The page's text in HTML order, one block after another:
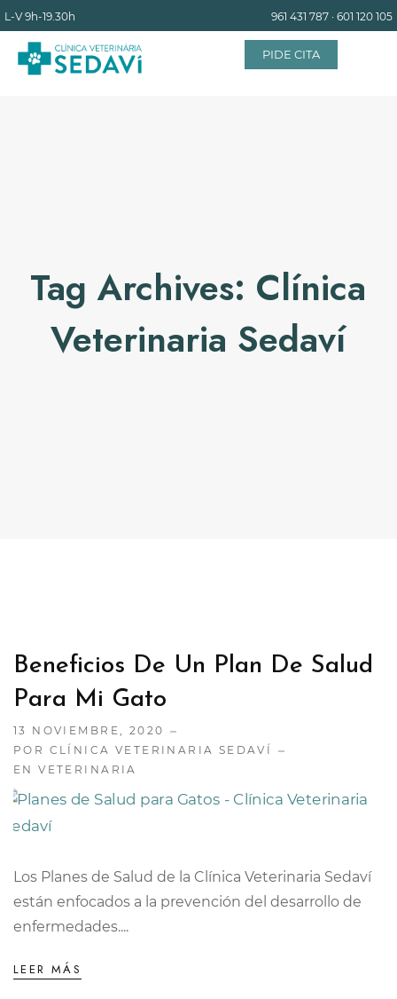
L-V9h-19.30h 961 431 787 · 601 120 105
PIDE CITA
INSTALACIONES
Tag Archives: Clínica
Veterinaria Sedaví
Beneficios De Un Plan De Salud
Para Mi Gato
13 NOVIEMBRE, 2020
POR CLÍNICA VETERINARIA SEDAVÍ
ENVETERINARIA
Los Planes de Salud de la Clínica Veterinaria Sedaví
están enfocados a la prevención del desarrollo de
enfermedades....
LEER MÁS